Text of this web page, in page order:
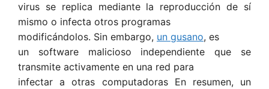
virus se replica mediante la reproducción de sí
mismo o infecta otros programas
modificándolos. Sin embargo, un gusano, es
un software malicioso independiente que se
transmite activamente en una red para
infectar a otras computadoras En resumen, un